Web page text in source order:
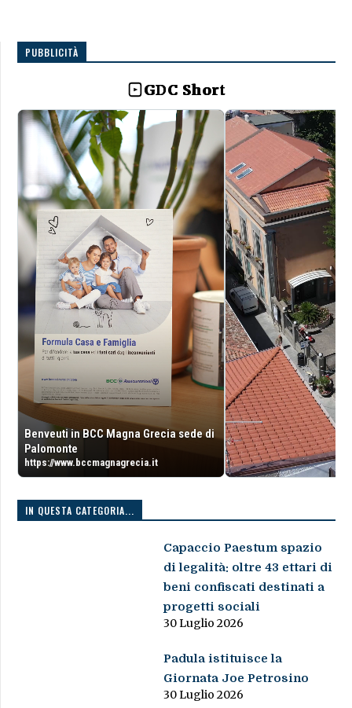
PUBBLICITÀ
GDC Short
Benveuti in BCC Magna Grecia sede di
Palomonte
https://www.bccmagnagrecia.it
IN QUESTA CATEGORIA...
Capaccio Paestum spazio
di legalità: oltre 43 ettari di
beni confiscati destinati a
progetti sociali
30 Luglio 2026
Padula istituisce la
Giornata Joe Petrosino
30 Luglio 2026